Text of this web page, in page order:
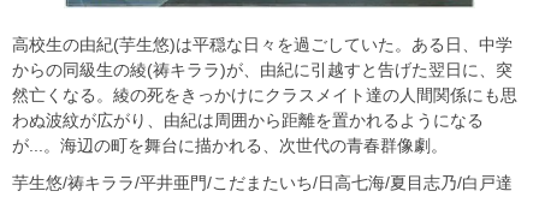
高校生の由紀(芋生悠)は平穏な日々を過ごしていた。ある日、中学
からの同級生の綾(祷キララ)が、由紀に引越すと告げた翌日に、突
然亡くなる。綾の死をきっかけにクラスメイト達の人間関係にも思
わぬ波紋が広がり、由紀は周囲から距離を置かれるようになる
が...。海辺の町を舞台に描かれる、次世代の青春群像劇。
芋生悠/祷キララ/平井亜門/こだまたいち/日高七海/夏目志乃/白戸達